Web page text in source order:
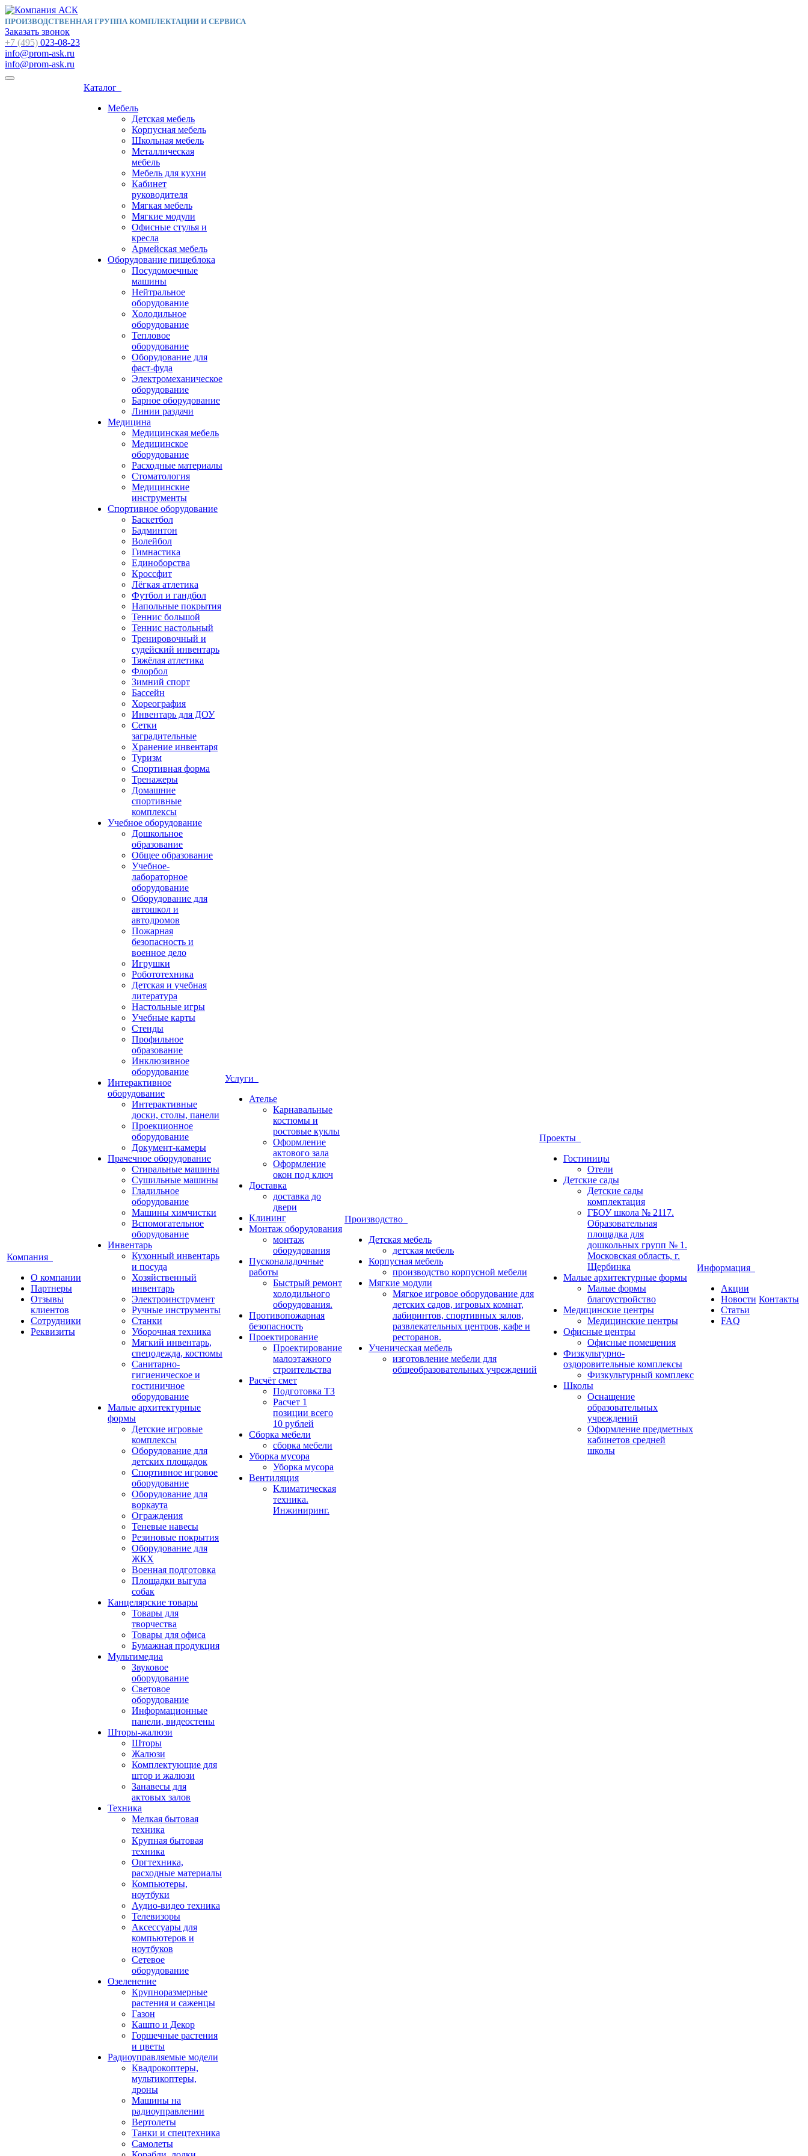
ПРОИЗВОДСТВЕННАЯ ГРУППА КОМПЛЕКТАЦИИ И СЕРВИСА
Заказать звонок
+7 (495) 023-08-23
info@prom-ask.ru
info@prom-ask.ru
Компания
О компании
Партнеры
Отзывы
клиентов
Сотрудники
Реквизиты
Каталог
Мебель
Детская мебель
Корпусная мебель
Школьная мебель
Металлическая
мебель
Мебель для кухни
Кабинет
руководителя
Мягкая мебель
Мягкие модули
Офисные стулья и
кресла
Армейская мебель
Оборудование пищеблока
Посудомоечные
машины
Нейтральное
оборудование
Холодильное
оборудование
Тепловое
оборудование
Оборудование для
фаст-фуда
Электромеханическое
оборудование
Барное оборудование
Линии раздачи
Медицина
Медицинская мебель
Медицинское
оборудование
Расходные материалы
Стоматология
Медицинские
инструменты
Спортивное оборудование
Баскетбол
Бадминтон
Волейбол
Гимнастика
Единоборства
Кроссфит
Лёгкая атлетика
Футбол и гандбол
Напольные покрытия
Теннис большой
Теннис настольный
Тренировочный и
судейский инвентарь
Тяжёлая атлетика
Флорбол
Зимний спорт
Бассейн
Хореография
Инвентарь для ДОУ
Сетки
заградительные
Хранение инвентаря
Туризм
Спортивная форма
Тренажеры
Домашние
спортивные
комплексы
Учебное оборудование
Дошкольное
образование
Общее образование
Учебное-
лабораторное
оборудование
Оборудование для
автошкол и
автодромов
Пожарная
безопасность и
военное дело
Игрушки
Робототехника
Детская и учебная
литература
Настольные игры
Учебные карты
Стенды
Профильное
образование
Инклюзивное
оборудование
Интерактивное
оборудование
Интерактивные
доски, столы, панели
Проекционное
оборудование
Документ-камеры
Прачечное оборудование
Стиральные машины
Сушильные машины
Гладильное
оборудование
Машины химчистки
Вспомогательное
оборудование
Инвентарь
Кухонный инвентарь
и посуда
Хозяйственный
инвентарь
Электроинструмент
Ручные инструменты
Станки
Уборочная техника
Мягкий инвентарь,
спецодежда, костюмы
Санитарно-
гигиеническое и
гостиничное
оборудование
Малые архитектурные
формы
Детские игровые
комплексы
Оборудование для
детских площадок
Спортивное игровое
оборудование
Оборудование для
воркаута
Ограждения
Теневые навесы
Резиновые покрытия
Оборудование для
ЖКХ
Военная подготовка
Площадки выгула
собак
Канцелярские товары
Товары для
творчества
Товары для офиса
Бумажная продукция
Мультимедиа
Звуковое
оборудование
Световое
оборудование
Информационные
панели, видеостены
Шторы-жалюзи
Шторы
Жалюзи
Комплектующие для
штор и жалюзи
Занавесы для
актовых залов
Техника
Мелкая бытовая
техника
Крупная бытовая
техника
Оргтехника,
расходные материалы
Компьютеры,
ноутбуки
Аудио-видео техника
Телевизоры
Аксессуары для
компьютеров и
ноутбуков
Сетевое
оборудование
Озеленение
Крупноразмерные
растения и саженцы
Газон
Кашпо и Декор
Горшечные растения
и цветы
Радиоуправляемые модели
Квадрокоптеры,
мультикоптеры,
дроны
Машины на
радиоуправлении
Вертолеты
Танки и спецтехника
Самолеты
Услуги
Ателье
Карнавальные
костюмы и
ростовые куклы
Оформление
актового зала
Оформление
окон под ключ
Доставка
доставка до
двери
Клининг
Монтаж оборудования
монтаж
оборудования
Пусконаладочные
работы
Быстрый ремонт
холодильного
оборудования.
Противопожарная
безопасность
Проектирование
Проектирование
малоэтажного
строительства
Расчёт смет
Подготовка ТЗ
Расчет 1
позиции всего
10 рублей
Сборка мебели
сборка мебели
Уборка мусора
Уборка мусора
Вентиляция
Климатическая
техника.
Инжиниринг.
Производство
Детская мебель
детская мебель
Корпусная мебель
производство корпусной мебели
Мягкие модули
Мягкое игровое оборудование для
детских садов, игровых комнат,
лабиринтов, спортивных залов,
развлекательных центров, кафе и
ресторанов.
Ученическая мебель
изготовление мебели для
общеобразовательных учреждений
Проекты
Гостиницы
Отели
Детские сады
Детские сады
комплектация
ГБОУ школа № 2117.
Образовательная
площадка для
дошкольных групп № 1.
Московская область, г.
Щербинка
Малые архитектурные формы
Малые формы
благоустройство
Медицинские центры
Медицинские центры
Офисные центры
Офисные помещения
Физкультурно-
оздоровительные комплексы
Физкультурный комплекс
Школы
Оснащение
образовательных
учреждений
Оформление предметных
кабинетов средней
школы
Информация
Акции
Новости
Статьи
FAQ
Контакты